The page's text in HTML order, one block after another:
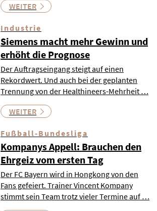
WEITER
Industrie
Siemens macht mehr Gewinn und
erhöht die Prognose
Der Auftragseingang steigt auf einen
Rekordwert. Und auch bei der geplanten
Trennung von der Healthineers-Mehrheit …
WEITER
Fußball-Bundesliga
Kompanys Appell: Brauchen den
Ehrgeiz vom ersten Tag
Der FC Bayern wird in Hongkong von den
Fans gefeiert. Trainer Vincent Kompany
stimmt sein Team trotz vieler Termine auf …